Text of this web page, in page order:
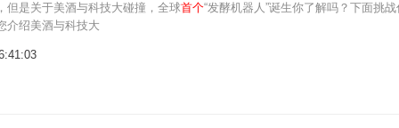
但是关于美酒与科技大碰撞，全球首个“发酵机器人”诞生你了解吗？下面挑战
介绍美酒与科技大